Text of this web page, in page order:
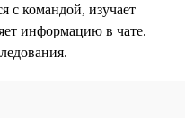
с командой, изучает
информацию в чате.